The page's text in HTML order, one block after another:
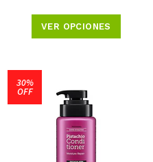
VER OPCIONES
30%
OFF